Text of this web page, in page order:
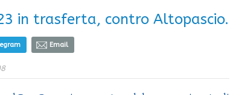
in trasferta, contro Altopascio.
Email